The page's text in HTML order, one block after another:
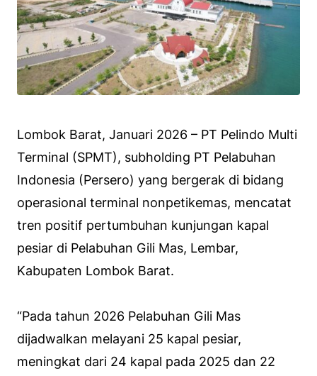
Lombok Barat, Januari 2026 – PT Pelindo Multi
Terminal (SPMT), subholding PT Pelabuhan
Indonesia (Persero) yang bergerak di bidang
operasional terminal nonpetikemas, mencatat
tren positif pertumbuhan kunjungan kapal
pesiar di Pelabuhan Gili Mas, Lembar,
Kabupaten Lombok Barat.
“Pada tahun 2026 Pelabuhan Gili Mas
dijadwalkan melayani 25 kapal pesiar,
meningkat dari 24 kapal pada 2025 dan 22